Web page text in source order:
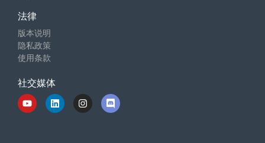
法律
版本说明
隐私政策
使用条款
社交媒体